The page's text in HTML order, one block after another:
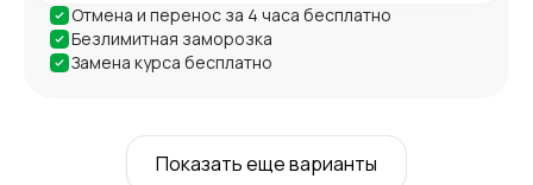
Отмена и перенос за 4 часа бесплатно
Безлимитная заморозка
Замена курса бесплатно
6 занятий ДЛЯ СТАРТА
Показать еще варианты